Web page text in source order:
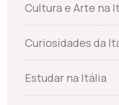
Cultura e Arte na
Curiosidades da
Estudar na Itália